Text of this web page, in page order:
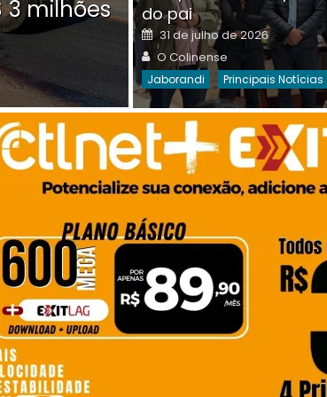
3 milhões
on
Destaques Da Semana
do pai
Posted
on
31 de julho de 2026
Author
O Colinense
Jaborandi Principais Notícias